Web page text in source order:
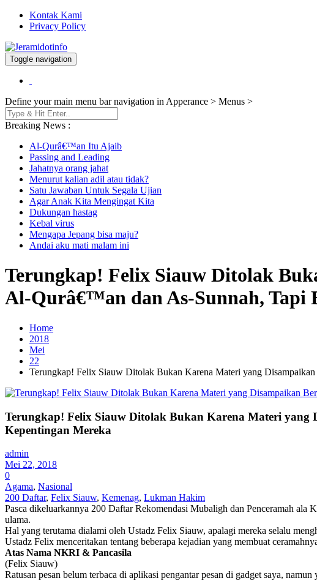
Kontak Kami
Privacy Policy
Jeramidotinfo
Berita dan Informasi Terkini
Toggle navigation
Define your main menu bar navigation in Apperance > Menus >
Breaking News :
Al-Qurâ€™an Itu Ajaib
Passing and Leading
Jahatnya orang jahat
Menurut kalian adil atau tidak?
Satu Jawaban Untuk Segala Ujian
Agar Anak Kita Mengingat Kita
Dukungan hastag
Kebal virus
Mengapa Jepang bisa maju?
Andai aku mati malam ini
Terungkap! Felix Siauw Ditolak
Al-Qurâ€™an dan As-Sunnah, Tapi
Home
2018
Mei
22
Terungkap! Felix Siauw Ditolak Bukan Karena Materi yang
Terungkap! Felix Siauw Ditolak Bukan Karena Materi yang
Kepentingan Mereka
admin
Mei 22, 2018
0
Agama, Nasional
200 Daftar, Felix Siauw, Kemenag, Lukman Hakim
Pasca dikeluarkannya 200 Daftar Rekomendasi Mubaligh dan Penceramah
ulama.
Hal yang terutama dialami oleh Ustadz Felix Siauw, apalagi mereka selalu
Ustadz Felix menceritakan tentang beberapa kejadian yang membuat
Atas Nama NKRI & Pancasila
(Felix Siauw)
Ratusan pesan belum terbaca di aplikasi pengantar pesan di gadget saya,